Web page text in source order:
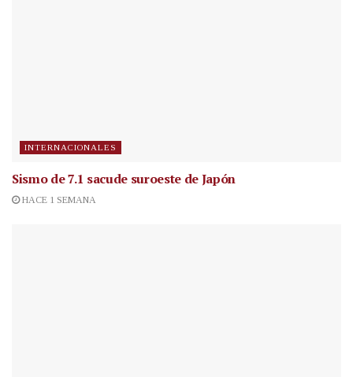
INTERNACIONALES
Sismo de 7.1 sacude suroeste de Japón
HACE 1 SEMANA